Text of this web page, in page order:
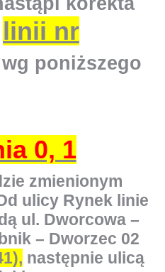
linii nr
wg poniższego
0, 1
zmienionym
ulicy Rynek linie
ul. Dworcowa –
– Dworzec 02
następnie ulicą